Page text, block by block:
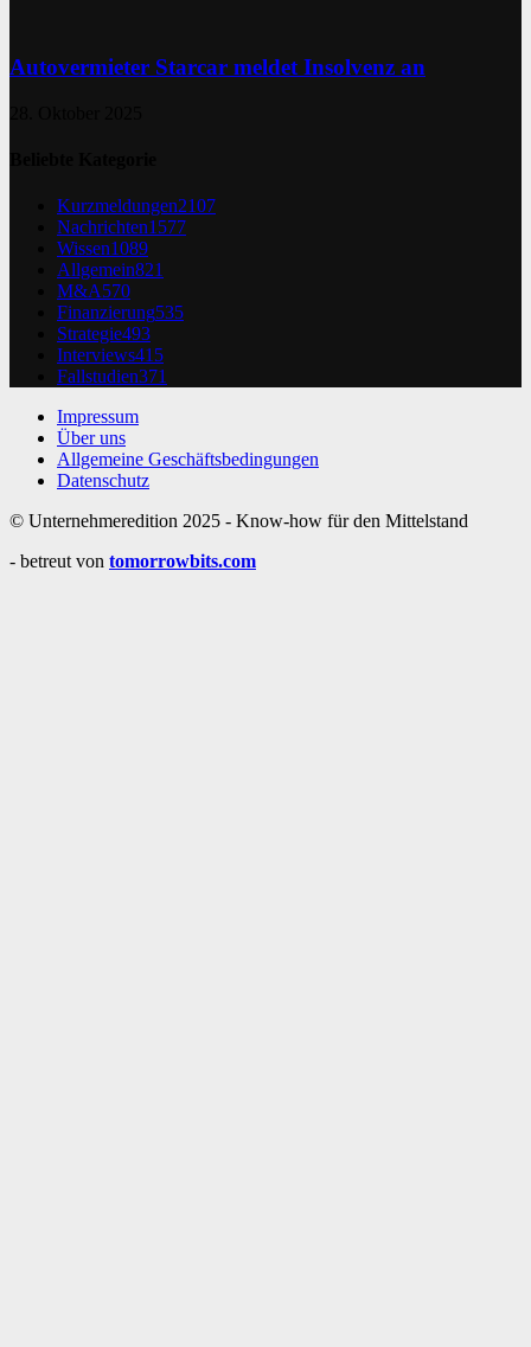
Autovermieter Starcar meldet Insolvenz an
Kurzmeldungen2107
Nachrichten1577
Wissen1089
Allgemein821
M&A570
Finanzierung535
Strategie493
Interviews415
Fallstudien371
Impressum
Über uns
Allgemeine Geschäftsbedingungen
Datenschutz
© Unternehmeredition 2025 - Know-how für den Mittelstand
- betreut von tomorrowbits.com